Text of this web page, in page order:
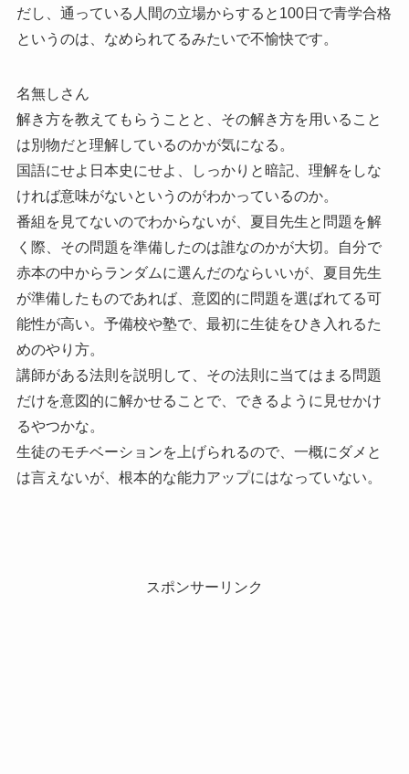
だし、通っている人間の立場からすると100日で青学合格
というのは、なめられてるみたいで不愉快です。
名無しさん
解き方を教えてもらうことと、その解き方を用いること
は別物だと理解しているのかが気になる。
国語にせよ日本史にせよ、しっかりと暗記、理解をしな
ければ意味がないというのがわかっているのか。
番組を見てないのでわからないが、夏目先生と問題を解
く際、その問題を準備したのは誰なのかが大切。自分で
赤本の中からランダムに選んだのならいいが、夏目先生
が準備したものであれば、意図的に問題を選ばれてる可
能性が高い。予備校や塾で、最初に生徒をひき入れるた
めのやり方。
講師がある法則を説明して、その法則に当てはまる問題
だけを意図的に解かせることで、できるように見せかけ
るやつかな。
生徒のモチベーションを上げられるので、一概にダメと
は言えないが、根本的な能力アップにはなっていない。
スポンサーリンク